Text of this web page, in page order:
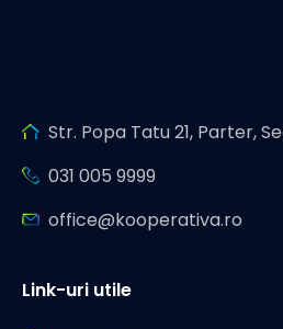
Link-uri utile
Str. Popa Tatu 21, Parter,
031 005 9999
office@kooperativa.ro